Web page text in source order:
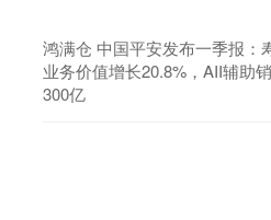
鸿满仓 中国平安发布一季报：
业务价值增长20.8%，AII辅助
300亿